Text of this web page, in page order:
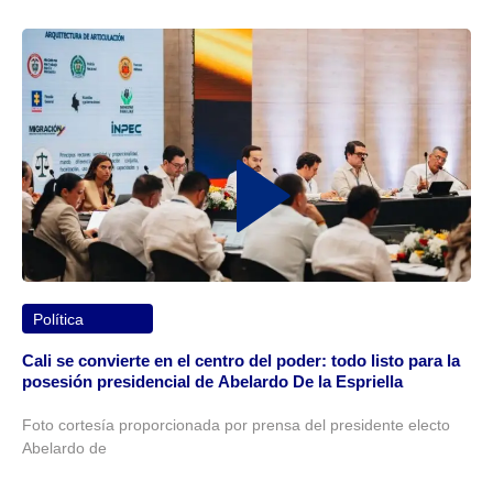
Política
Cali se convierte en el centro del poder: todo listo para la
posesión presidencial de Abelardo De la Espriella
Foto cortesía proporcionada por prensa del presidente electo
Abelardo de